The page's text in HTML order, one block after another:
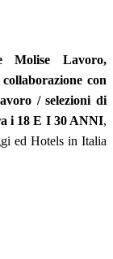
Molise Lavoro,
con
/ selezioni di
i 18 E I 30 ANNI,
ed Hotels in Italia